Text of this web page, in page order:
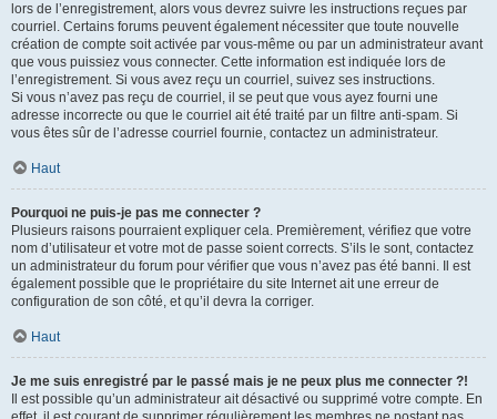
lors de l’enregistrement, alors vous devrez suivre les instructions reçues par
courriel. Certains forums peuvent également nécessiter que toute nouvelle
création de compte soit activée par vous-même ou par un administrateur avant
que vous puissiez vous connecter. Cette information est indiquée lors de
l’enregistrement. Si vous avez reçu un courriel, suivez ses instructions.
Si vous n’avez pas reçu de courriel, il se peut que vous ayez fourni une
adresse incorrecte ou que le courriel ait été traité par un filtre anti-spam. Si
vous êtes sûr de l’adresse courriel fournie, contactez un administrateur.
Haut
Pourquoi ne puis-je pas me connecter ?
Plusieurs raisons pourraient expliquer cela. Premièrement, vérifiez que votre
nom d’utilisateur et votre mot de passe soient corrects. S’ils le sont, contactez
un administrateur du forum pour vérifier que vous n’avez pas été banni. Il est
également possible que le propriétaire du site Internet ait une erreur de
configuration de son côté, et qu’il devra la corriger.
Haut
Je me suis enregistré par le passé mais je ne peux plus me connecter ?!
Il est possible qu’un administrateur ait désactivé ou supprimé votre compte. En